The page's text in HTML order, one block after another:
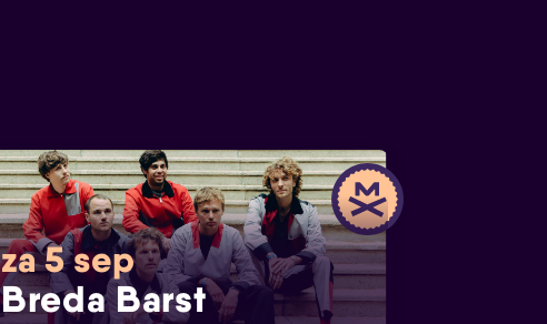
za 5 sep
Breda Barst